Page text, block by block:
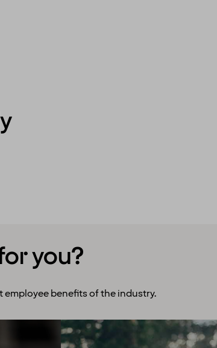
you?
employee benefits of the industry.